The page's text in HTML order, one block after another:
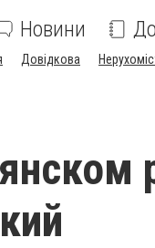
Новини
Довідкова